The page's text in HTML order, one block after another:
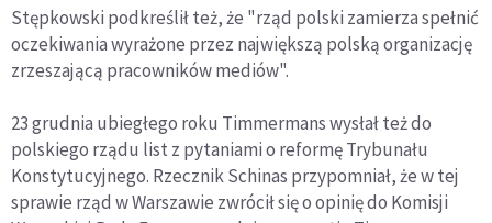
Stępkowski podkreślił też, że "rząd polski zamierza spełnić
oczekiwania wyrażone przez największą polską organizację
zrzeszającą pracowników mediów".
23 grudnia ubiegłego roku Timmermans wysłał też do
polskiego rządu list z pytaniami o reformę Trybunału
Konstytucyjnego. Rzecznik Schinas przypomniał, że w tej
sprawie rząd w Warszawie zwrócił się o opinię do Komisji